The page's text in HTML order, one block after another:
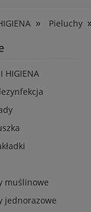
ZWIERZĄT
» Pieluchy
HIGIENA
muślinowe
jednorazowe